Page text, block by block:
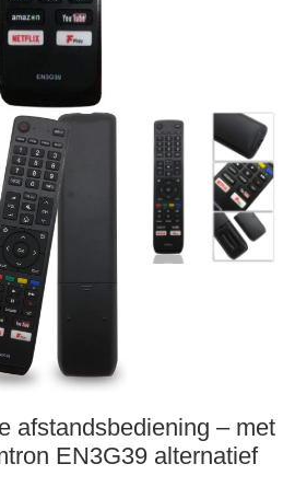
afstandsbediening – met
EN3G39 alternatief